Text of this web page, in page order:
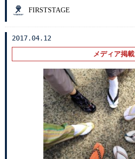
FIRSTSTAGE
2017.04.12
メディア掲載